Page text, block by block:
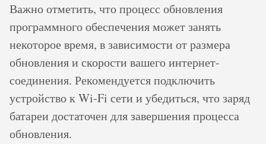
Важно отметить, что процесс обновления
программного обеспечения может занять
некоторое время, в зависимости от размера
обновления и скорости вашего интернет-
соединения. Рекомендуется подключить
устройство к Wi-Fi сети и убедиться, что заряд
батареи достаточен для завершения процесса
обновления.